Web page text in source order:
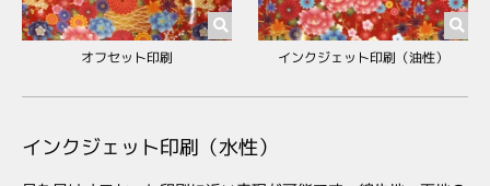
オフセット印刷 インクジェット印刷（油性）
インクジェット印刷（水性）